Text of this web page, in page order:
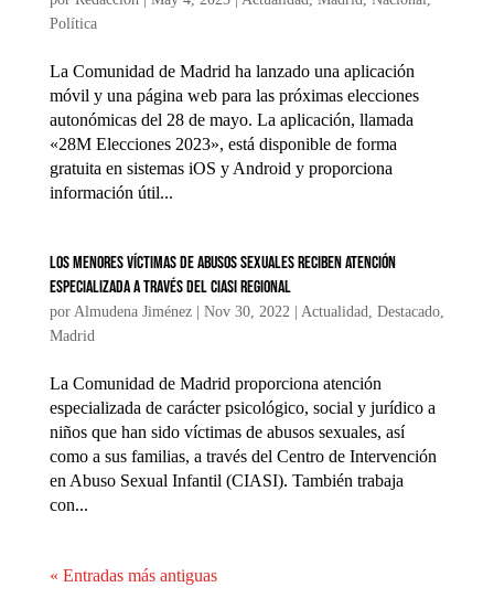
Política
La Comunidad de Madrid ha lanzado una aplicación
móvil y una página web para las próximas elecciones
autonómicas del 28 de mayo. La aplicación, llamada
«28M Elecciones 2023», está disponible de forma
gratuita en sistemas iOS y Android y proporciona
información útil...
Los menores víctimas de abusos sexuales reciben atención
especializada a través del CIASI regional
por Almudena Jiménez| Nov 30, 2022| Actualidad, Destacado,
Madrid
La Comunidad de Madrid proporciona atención
especializada de carácter psicológico, social y jurídico a
niños que han sido víctimas de abusos sexuales, así
como a sus familias, a través del Centro de Intervención
en Abuso Sexual Infantil (CIASI). También trabaja
con...
« Entradas más antiguas